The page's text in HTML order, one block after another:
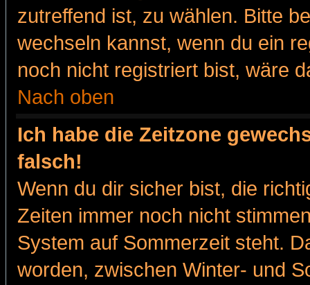
zutreffend ist, zu wählen. Bitte
wechseln kannst, wenn du ein
noch nicht registriert bist, wäre
Nach oben
Ich habe die Zeitzone
falsch!
Wenn du dir sicher bist, die
Zeiten immer noch nicht
System auf Sommerzeit steht.
worden, zwischen Winter- und